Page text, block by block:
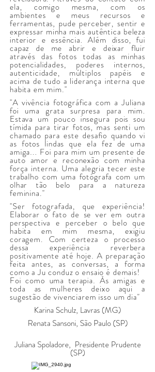
ela, comigo mesma, com os
ambientes e meus recursos e
ferramentas, pude perceber, sentir e
expressar minha mais autêntica beleza
interior e essência. Além disso, fui
capaz de me abrir e deixar fluir
através das fotos todas as minhas
potencialidades, poderes internos,
autenticidade, múltiplos papéis e
acima de tudo a liderança interna que
habita em mim."
"A vivência fotográfica com a Juliana
foi uma grata surpresa para mim.
Estava um pouco insegura pois sou
tímida para tirar fotos, mas senti um
chamado para este desafio quando vi
as fotos lindas que ela fez de uma
amiga... Foi para mim um presente de
auto amor e reconexão com minha
força interna. Uma alegria tecer este
trabalho com uma fotógrafa com um
olhar tão belo para a natureza
feminina."
"Ser fotografada, que experiência!
Elaborar o fato de se ver em outra
perspectiva e perceber o belo que
habita em mim mesma, exigiu
coragem. Com certeza o processo
dessa experiência reverbera
positivamente até hoje. A preparação
feita antes, as conversas, a forma
como a Ju conduz o ensaio é demais!
Foi como uma terapia. Às amigas e
toda as mulheres deixo aqui a
sugestão de vivenciarem isso um dia"
Karina Schulz, Lavras (MG)
Renata Sansoni, São Paulo (SP)
Juliana Spoladore, Presidente Prudente
(SP)